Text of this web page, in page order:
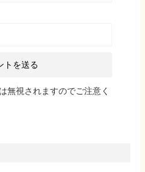
無視されますのでご注意く